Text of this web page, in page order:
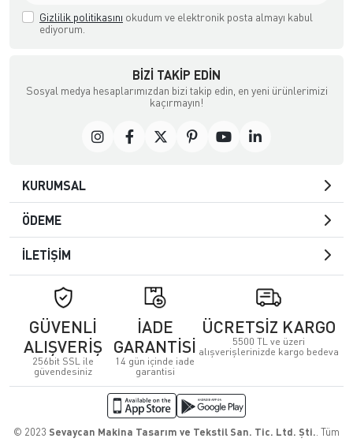
Gizlilik politikasını okudum ve elektronik posta almayı kabul
ediyorum.
BIZI TAKIP EDIN
Sosyal medya hesaplarımızdan bizi takip edin, en yeni ürünlerimizi
kaçırmayın!
KURUMSAL
ÖDEME
İLETİŞİM
GÜVENLİ
ALIŞVERİŞ
256bit SSL ile
güvendesiniz
İADE
GARANTİSİ
14 gün içinde iade
garantisi
ÜCRETSİZ KARGO
5500 TL ve üzeri
alışverişlerinizde kargo bedeva
© 2023 Sevaycan Makina Tasarım ve Tekstil San. Tic. Ltd. Şti. . Tüm